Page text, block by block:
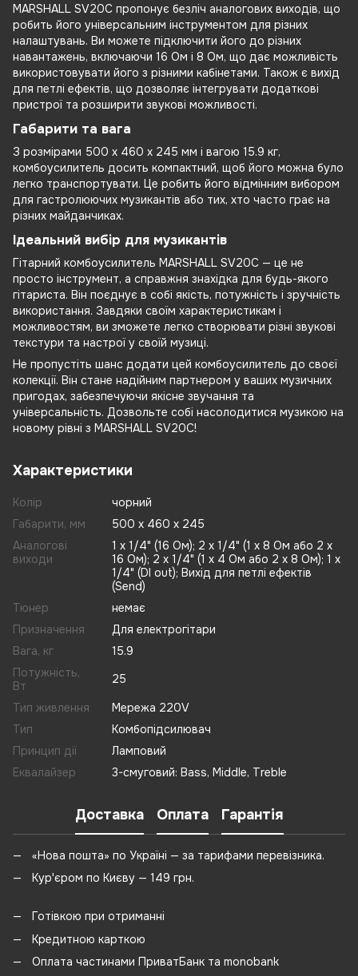
MARSHALL SV20C пропонує безліч аналогових виходів, що
робить його універсальним інструментом для різних
налаштувань. Ви можете підключити його до різних
навантажень, включаючи 16 Ом і 8 Ом, що дає можливість
використовувати його з різними кабінетами. Також є вихід
для петлі ефектів, що дозволяє інтегрувати додаткові
пристрої та розширити звукові можливості.
Габарити та вага
З розмірами 500 х 460 х 245 мм і вагою 15.9 кг,
комбоусилитель досить компактний, щоб його можна було
легко транспортувати. Це робить його відмінним вибором
для гастролюючих музикантів або тих, хто часто грає на
різних майданчиках.
Ідеальний вибір для музикантів
Гітарний комбоусилитель MARSHALL SV20C — це не
просто інструмент, а справжня знахідка для будь-якого
гітариста. Він поєднує в собі якість, потужність і зручність
використання. Завдяки своїм характеристикам і
можливостям, ви зможете легко створювати різні звукові
текстури та настрої у своїй музиці.
Не пропустіть шанс додати цей комбоусилитель до своєї
колекції. Він стане надійним партнером у ваших музичних
пригодах, забезпечуючи якісне звучання та
універсальність. Дозвольте собі насолодитися музикою на
новому рівні з MARSHALL SV20C!
Характеристики
Колір
чорний
Габарити, мм
500 х 460 х 245
Аналогові
виходи
1 x 1/4" (16 Ом); 2 x 1/4" (1 х 8 Ом або 2 x
16 Ом); 2 x 1/4" (1 х 4 Ом або 2 x 8 Ом); 1 x
1/4" (DI out); Вихід для петлі ефектів
(Send)
Тюнер
немає
Призначення
Для електрогітари
Вага, кг
15.9
Потужність,
Вт
25
Тип живлення
Мережа 220V
Тип
Комбопідсилювач
Принцип дії
Ламповий
Еквалайзер
3-смуговий: Bass, Middle, Treble
Доставка Оплата Гарантія
«Нова пошта» по Україні — за тарифами перевізника.
Кур'єром по Києву — 149 грн.
Готівкою при отриманні
Кредитною карткою
Оплата частинами ПриватБанк та monobank